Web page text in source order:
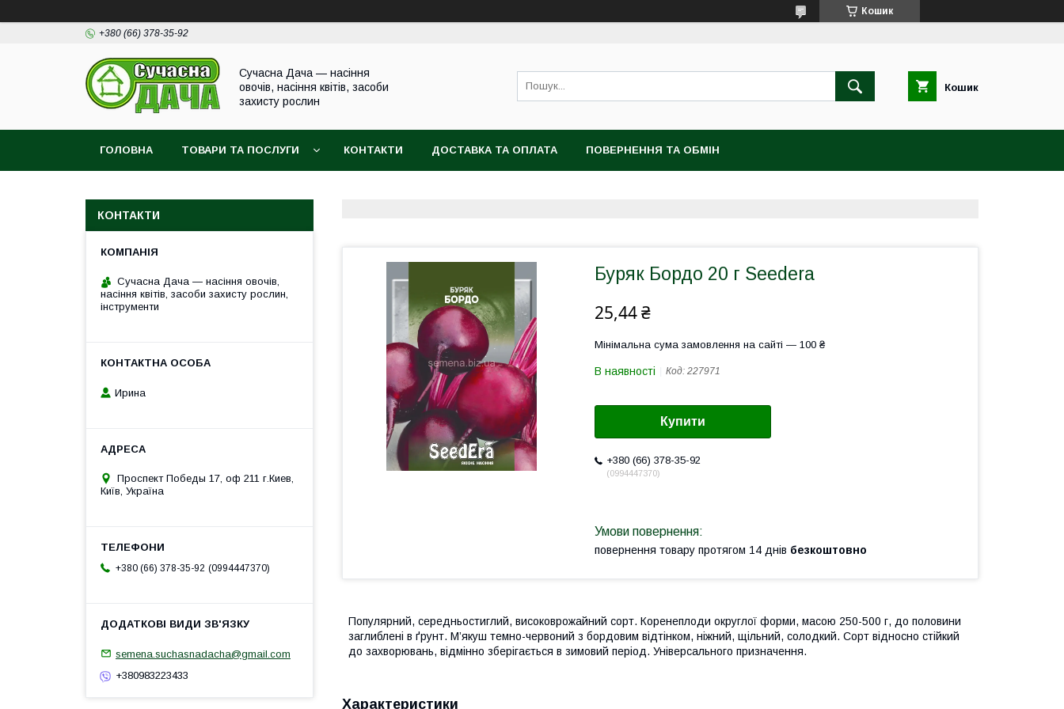
Кошик
+380 (66) 378-35-92
Сучасна Дача — насіння
овочів, насіння квітів, засоби
захисту рослин
Кошик
ГОЛОВНА ТОВАРИ ТА ПОСЛУГИ КОНТАКТИ ДОСТАВКА ТА ОПЛАТА ПОВЕРНЕННЯ ТА ОБМІН
Буряк Бордо 20 г Seedera
25,44 ₴
Мінімальна сума замовлення на сайті — 100 ₴
В наявності Код: 227971
Купити
+380 (66) 378-35-92
0994447370
повернення товару протягом 14 днів безкоштовно
Популярний, середньостиглий, високоврожайний сорт. Коренеплоди округлої форми, масою 250-500 г, до половини
заглиблені в ґрунт. М’якуш темно-червоний з бордовим відтінком, ніжний, щільний, солодкий. Сорт відносно стійкий
до захворювань, відмінно зберігається в зимовий період. Універсального призначення.
Характеристики
КОНТАКТИ
Сучасна Дача — насіння овочів,
насіння квітів, засоби захисту рослин,
інструменти
Ирина
Проспект Победы 17, оф 211 г.Киев,
Київ, Україна
+380 (66) 378-35-92 0994447370
semena.suchasnadacha@gmail.com
+380983223433